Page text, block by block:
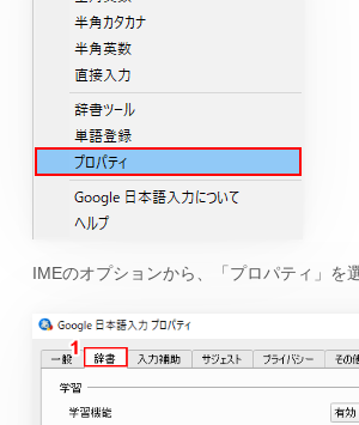
IMEのオプションから、「プロパティ」を